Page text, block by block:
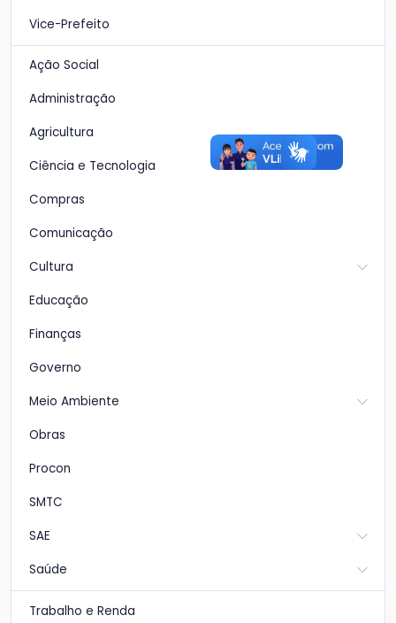
Vice-Prefeito
Ação Social
Administração
Agricultura
Ciência e Tecnologia
Compras
Comunicação
Cultura
Educação
Finanças
Governo
Meio Ambiente
Obras
Procon
SMTC
SAE
Saúde
Trabalho e Renda